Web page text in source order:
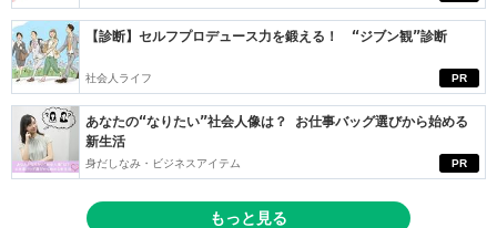
PR
【診断】セルフプロデュース力を鍛える！ “ジブン観”診断
社会人ライフ
PR
あなたの“なりたい”社会人像は？ お仕事バッグ選びから始める
新生活
身だしなみ・ビジネスアイテム
もっと見る